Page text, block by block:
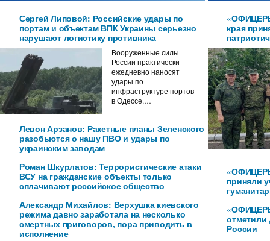
Сергей Липовой: Российские удары по
портам и объектам ВПК Украины серьезно
нарушают логистику противника
Вооруженные силы
России практически
ежедневно наносят
удары по
инфраструктуре портов
в Одессе,…
Левон Арзанов: Ракетные планы Зеленского
разобьются о нашу ПВО и удары по
украинским заводам
Роман Шкурлатов: Террористические атаки
ВСУ на гражданские объекты только
сплачивают российское общество
Александр Михайлов: Верхушка киевского
режима давно заработала на несколько
смертных приговоров, пора приводить в
исполнение
края
приняли
отметили
России